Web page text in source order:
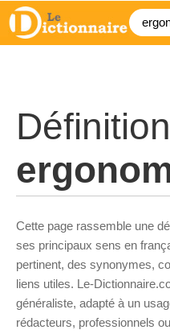
Définition
Cette page rassemble une
ses principaux sens en
pertinent, des synonymes,
liens utiles. Le-
généraliste, adapté à un
rédacteurs, professionnels